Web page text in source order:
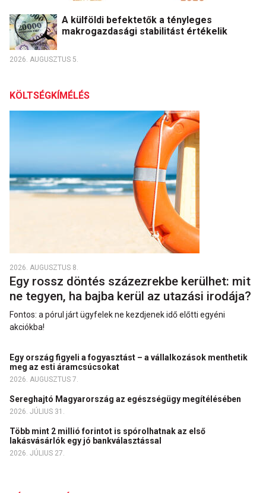
A külföldi befektetők a tényleges
makrogazdasági stabilitást értékelik
2026. AUGUSZTUS 5.
KÖLTSÉGKÍMÉLÉS
2026. AUGUSZTUS 8.
Egy rossz döntés százezrekbe kerülhet: mit
ne tegyen, ha bajba kerül az utazási irodája?
Fontos: a pórul járt ügyfelek ne kezdjenek idő előtti egyéni
akciókba!
Egy ország figyeli a fogyasztást – a vállalkozások menthetik
meg az esti áramcsúcsokat
2026. AUGUSZTUS 7.
Sereghajtó Magyarország az egészségügy megítélésében
2026. JÚLIUS 31.
Több mint 2 millió forintot is spórolhatnak az első
lakásvásárlók egy jó bankválasztással
2026. JÚLIUS 27.